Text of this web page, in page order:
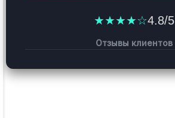
★★★★☆4.8/5
Отзывы клиентов